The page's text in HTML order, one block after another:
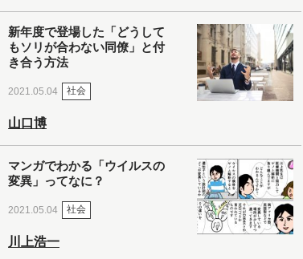
新年度で登場した「どうして
もソリが合わない同僚」と付
き合う方法
2021.05.04 社会
山口博
マンガでわかる「ウイルスの
変異」ってなに？
2021.05.04 社会
川上浩一